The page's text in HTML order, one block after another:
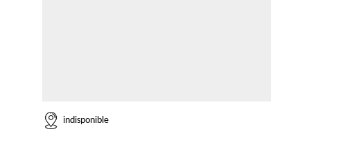
indisponible